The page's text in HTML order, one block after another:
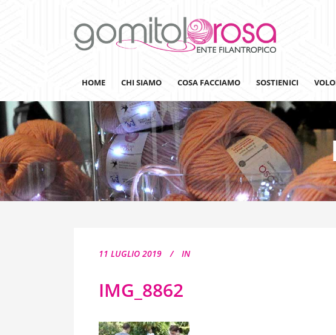
HOME CHI SIAMO COSA FACCIAMO
Lanaterapia
Ricerca
Sensibilizzazione
SOSTIENICI
Adotta un
Team Building
11 LUGLIO 2019 IN
IMG_8862